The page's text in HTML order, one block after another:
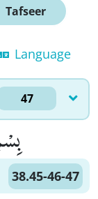
Tafseer
Language
47
38.45-46-47